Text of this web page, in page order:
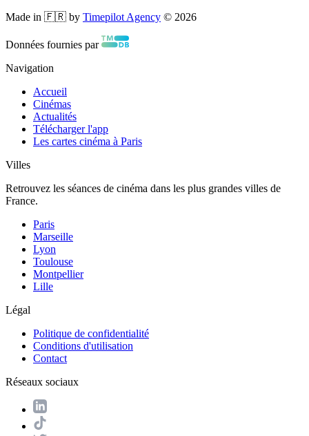
Made in 🇫🇷 by Timepilot Agency © 2026
Données fournies par
Navigation
Accueil
Cinémas
Actualités
Télécharger l'app
Les cartes cinéma à Paris
Villes
Retrouvez les séances de cinéma dans les plus grandes villes de
France.
Paris
Marseille
Lyon
Toulouse
Montpellier
Lille
Légal
Politique de confidentialité
Conditions d'utilisation
Contact
Réseaux sociaux